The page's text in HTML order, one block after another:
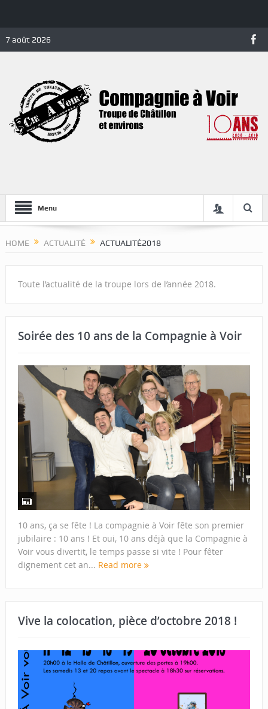
7 août 2026
Menu
HOME ACTUALITÉ ACTUALITÉ2018
Toute l’actualité de la troupe lors de l’année 2018.
Soirée des 10 ans de la Compagnie à Voir
10 ans, ça se fête ! La compagnie à Voir fête son premier
jubilaire : 10 ans ! Et oui, 10 ans déjà que la Compagnie à
Voir vous divertit, le temps passe si vite ! Pour fêter
dignement cet an... Read more
Vive la colocation, pièce d’octobre 2018 !